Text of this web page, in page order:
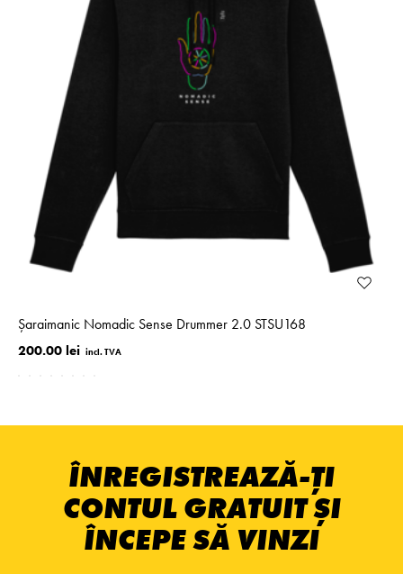
Șaraimanic Nomadic Sense Drummer 2.0 STSU168
200.00 lei
ÎNREGISTREAZĂ-ȚI
CONTUL GRATUIT ȘI
ÎNCEPE SĂ VINZI